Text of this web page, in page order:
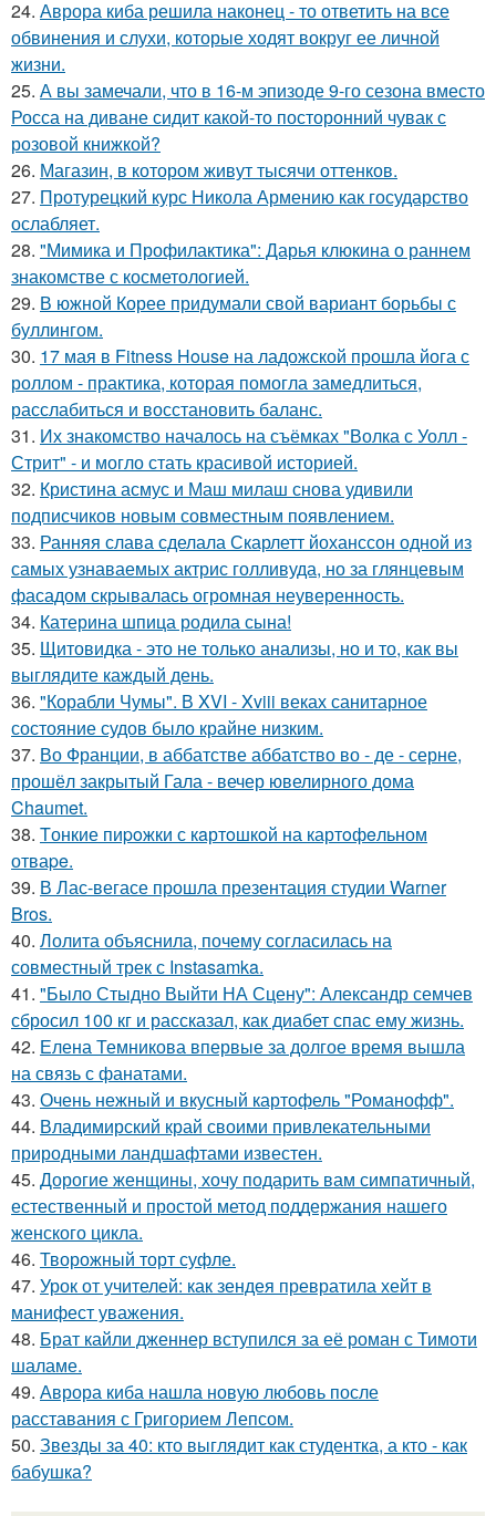
24. Аврора киба решила наконец - то ответить на все
обвинения и слухи, которые ходят вокруг ее личной
жизни.
25. А вы замечали, что в 16-м эпизоде 9-го сезона вместо
Росса на диване сидит какой-то посторонний чувак с
розовой книжкой?
26. Магазин, в котором живут тысячи оттенков.
27. Протурецкий курс Никола Армению как государство
ослабляет.
28. "Мимика и Профилактика": Дарья клюкина о раннем
знакомстве с косметологией.
29. В южной Корее придумали свой вариант борьбы с
буллингом.
30. 17 мая в Fitness House на ладожской прошла йога с
роллом - практика, которая помогла замедлиться,
расслабиться и восстановить баланс.
31. Их знакомство началось на съёмках "Волка с Уолл -
Стрит" - и могло стать красивой историей.
32. Кристина асмус и Маш милаш снова удивили
подписчиков новым совместным появлением.
33. Ранняя слава сделала Скарлетт йоханссон одной из
самых узнаваемых актрис голливуда, но за глянцевым
фасадом скрывалась огромная неуверенность.
34. Катерина шпица родила сына!
35. Щитовидка - это не только анализы, но и то, как вы
выглядите каждый день.
36. "Корабли Чумы". В XVI - Xviii веках санитарное
состояние судов было крайне низким.
37. Во Франции, в аббатстве аббатство во - де - серне,
прошёл закрытый Гала - вечер ювелирного дома
Chaumet.
38. Tонкие пиpoжки с кaртoшкoй на картoфeльном
отваpe.
39. В Лас-вегасе прошла презентация студии Warner
Bros.
40. Лолита объяснила, почему согласилась на
совместный трек с Instasamka.
41. "Было Стыдно Выйти НА Сцену": Александр семчев
сбросил 100 кг и рассказал, как диабет спас ему жизнь.
42. Елена Темникова впервые за долгое время вышла
на связь с фанатами.
43. Очень нежный и вкусный картофель "Романофф".
44. Владимирский край своими привлекательными
природными ландшафтами известен.
45. Дорогие женщины, хочу подарить вам симпатичный,
естественный и простой метод поддержания нашего
женского цикла.
46. Творожный торт суфле.
47. Урок от учителей: как зендея превратила хейт в
манифест уважения.
48. Брат кайли дженнер вступился за её роман с Тимоти
шаламе.
49. Аврора киба нашла новую любовь после
расставания с Григорием Лепсом.
50. Звезды за 40: кто выглядит как студентка, а кто - как
бабушка?